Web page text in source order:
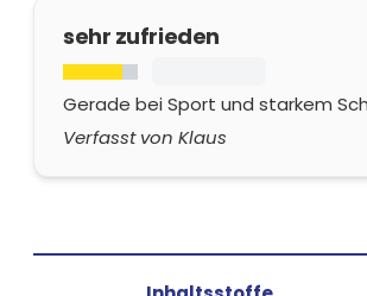
sehr zufrieden
Gerade bei Sport und starkem
Verfasst von Klaus